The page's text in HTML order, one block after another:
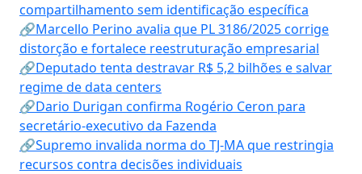
compartilhamento sem identificação específica
🔗Marcello Perino avalia que PL 3186/2025 corrige
distorção e fortalece reestruturação empresarial
🔗Deputado tenta destravar R$ 5,2 bilhões e salvar
regime de data centers
🔗Dario Durigan confirma Rogério Ceron para
secretário-executivo da Fazenda
🔗Supremo invalida norma do TJ-MA que restringia
recursos contra decisões individuais